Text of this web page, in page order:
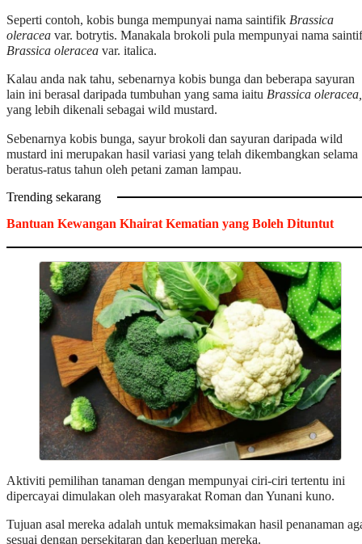
Seperti contoh, kobis bunga mempunyai nama saintifik Brassica
oleracea var. botrytis. Manakala brokoli pula mempunyai nama
Brassica oleracea var. italica.
Kalau anda nak tahu, sebenarnya kobis bunga dan beberapa sayuran
lain ini berasal daripada tumbuhan yang sama iaitu Brassica oleracea,
yang lebih dikenali sebagai wild mustard.
Sebenarnya kobis bunga, sayur brokoli dan sayuran daripada wild
mustard ini merupakan hasil variasi yang telah dikembangkan selama
beratus-ratus tahun oleh petani zaman lampau.
Trending sekarang
Bantuan Kewangan Khairat Kematian yang Boleh Dituntut
Aktiviti pemilihan tanaman dengan mempunyai ciri-ciri tertentu ini
dipercayai dimulakan oleh masyarakat Roman dan Yunani kuno.
Tujuan asal mereka adalah untuk memaksimakan hasil penanaman
sesuai dengan persekitaran dan keperluan mereka.